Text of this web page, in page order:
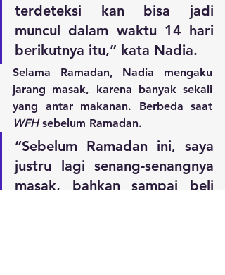
terdeteksi kan bisa jadi
muncul dalam waktu 14 hari
berikutnya itu,” kata Nadia.
Selama Ramadan, Nadia mengaku
jarang masak, karena banyak sekali
WFH sebelum Ramadan.
“Sebelum Ramadan ini, saya
justru lagi senang-senangnya